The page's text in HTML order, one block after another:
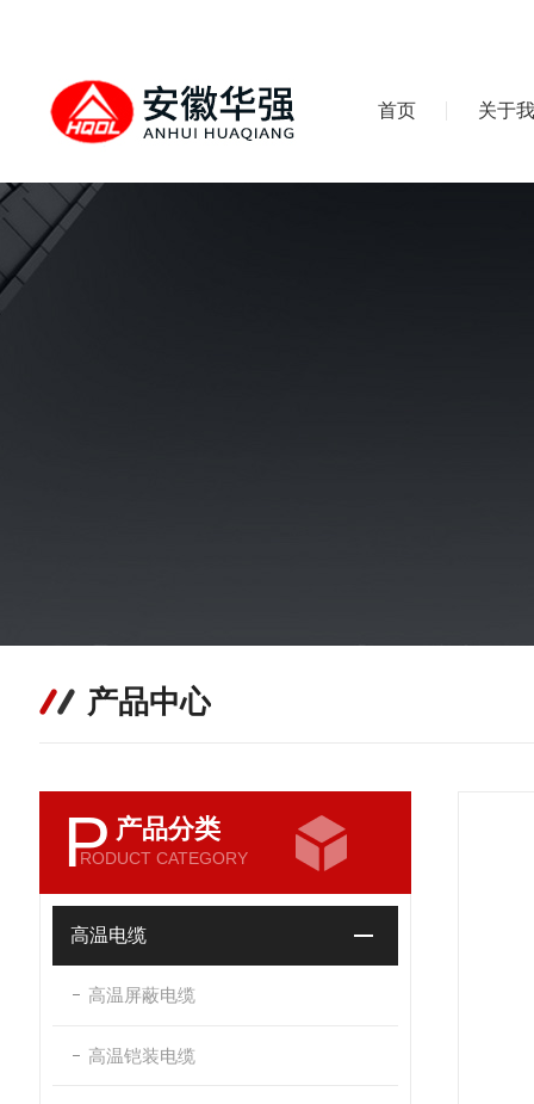
首页 关于
产品中心
P 产品分类
RODUCT CATEGORY
高温电缆
高温屏蔽电缆
高温铠装电缆